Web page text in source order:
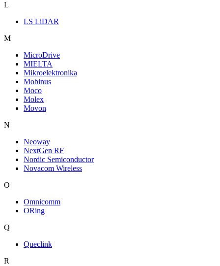
L
LS LiDAR
M
MicroDrive
MIELTA
Mikroelektronika
Mobinus
Moco
Molex
Movon
N
Neoway
NextGen RF
Nordic Semiconductor
Novacom Wireless
O
Omnicomm
ORing
Q
Queclink
R